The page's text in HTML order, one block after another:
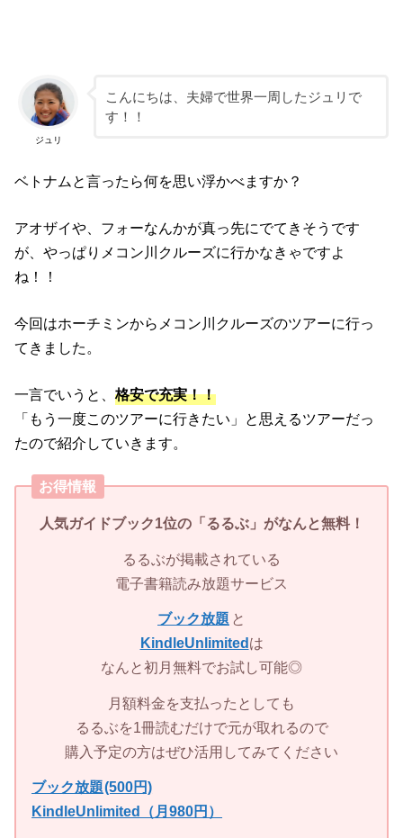
ジュリ
こんにちは、夫婦で世界一周したジュリで
す！！
ベトナムと言ったら何を思い浮かべますか？
アオザイや、フォーなんかが真っ先にでてきそうです
が、やっぱりメコン川クルーズに行かなきゃですよ
ね！！
今回はホーチミンからメコン川クルーズのツアーに行っ
てきました。
一言でいうと、格安で充実！！
「もう一度このツアーに行きたい」と思えるツアーだっ
たので紹介していきます。
お得情報
人気ガイドブック1位の「 るるぶ」 がなんと無料！
るるぶが掲載されている
電子書籍読み放題サービス
ブック放題 と
KindleUnlimited は
なんと初月無料でお試し可能◎
月額料金を支払ったとしても
るるぶを1冊読むだけで元が取れるので
購入予定の方はぜひ活用してみてください
ブック放題(500円)
KindleUnlimited（月980円）